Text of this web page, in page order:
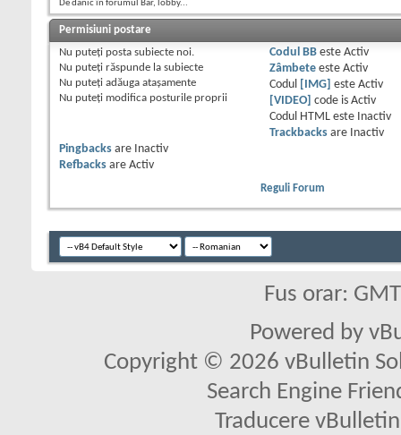
De danic în forumul Bar, lobby...
Permisiuni postare
Nu puteţi posta subiecte noi.
Nu puteţi răspunde la subiecte
Nu puteţi adăuga ataşamente
Nu puteţi modifica posturile proprii
Codul BBeste Activ
Zâmbeteeste Activ
Codul
[IMG] este Activ
[VIDEO] code is Activ
Codul HTML este
Inactiv
Trackbacksare
Inactiv
Pingbacks are
Inactiv
Refbacks are Activ
Reguli Forum
Fus orar:
Powered by
Copyright © 2026 vBulletin
Search Engine
Traducere